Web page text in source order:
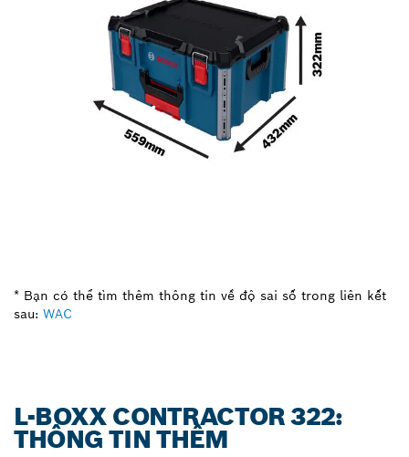
* Bạn có thể tìm thêm thông tin về độ sai số trong liên kết
sau: WAC
L-BOXX CONTRACTOR 322:
THÔNG TIN THÊM